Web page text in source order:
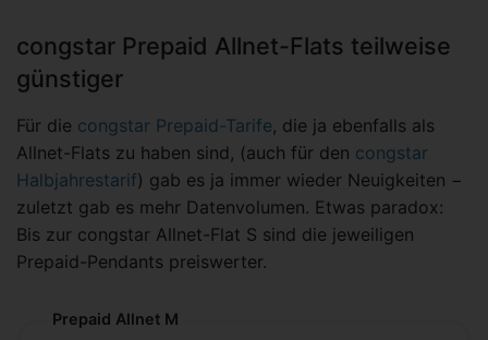
congstar Prepaid Allnet-Flats teilweise
günstiger
Für die congstar Prepaid-Tarife, die ja ebenfalls als
Allnet-Flats zu haben sind, (auch für den congstar
Halbjahrestarif) gab es ja immer wieder Neuigkeiten −
zuletzt gab es mehr Datenvolumen. Etwas paradox:
Bis zur congstar Allnet-Flat S sind die jeweiligen
Prepaid-Pendants preiswerter.
Prepaid Allnet M